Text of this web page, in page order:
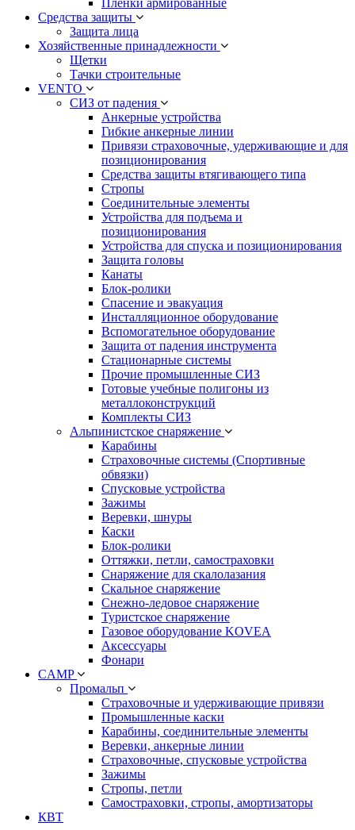
Средства защиты
Защита лица
Хозяйственные принадлежности
Щетки
Тачки строительные
VENTO
СИЗ от падения
Анкерные устройства
Гибкие анкерные линии
Привязи страховочные, удерживающие и для
позиционирования
Средства защиты втягивающего типа
Стропы
Соединительные элементы
Устройства для подъема и
позиционирования
Устройства для спуска и позиционирования
Защита головы
Канаты
Блок-ролики
Спасение и эвакуация
Инсталляционное оборудование
Вспомогательное оборудование
Защита от падения инструмента
Стационарные системы
Прочие промышленные СИЗ
Готовые учебные полигоны из
металлоконструкций
Комплекты СИЗ
Альпинистское снаряжение
Карабины
Страховочные системы (Спортивные
обвязки)
Спусковые устройства
Зажимы
Веревки, шнуры
Каски
Блок-ролики
Оттяжки, петли, самостраховки
Снаряжение для скалолазания
Скальное снаряжение
Снежно-ледовое снаряжение
Туристское снаряжение
Газовое оборудование KOVEA
Аксессуары
Фонари
CAMP
Промальп
Страховочные и удерживающие привязи
Промышленные каски
Карабины, соединительные элементы
Веревки, анкерные линии
Страховочные, спусковые устройства
Зажимы
Стропы, петли
Самостраховки, стропы, амортизаторы
КВТ